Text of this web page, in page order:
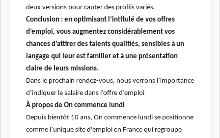
deux versions pour capter des profils variés.
Conclusion : en optimisant l’intitulé de vos offres
d’emploi, vous augmentez considérablement vos
chances d’attirer des talents qualifiés, sensibles à un
langage qui leur est familier et à une présentation
claire de leurs missions.
Dans le prochain rendez-vous, nous verrons l’importance
d’indiquer le salaire dans l’offre d’emploi
À propos de On commence lundi
Depuis bientôt 10 ans, On commence lundi se positionne
comme l’unique site d'emploi en France qui regroupe